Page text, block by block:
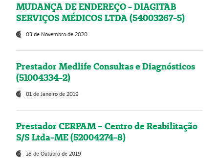
MUDANÇA DE ENDEREÇO - DIAGITAB
SERVIÇOS MÉDICOS LTDA (54003267-5)
03 de Novembro de 2020
Prestador Medlife Consultas e Diagnósticos
(51004334-2)
01 de Janeiro de 2019
Prestador CERPAM – Centro de Reabilitação
S/S Ltda-ME (52004274-8)
18 de Outubro de 2019